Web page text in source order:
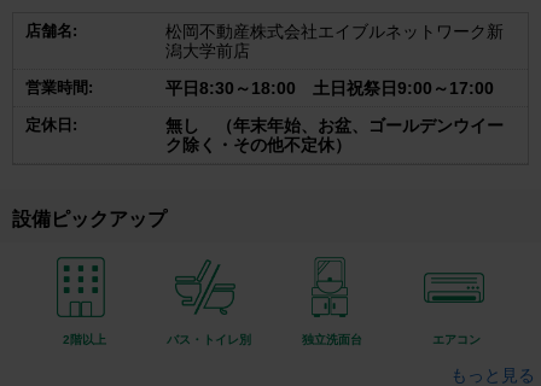
店舗名:
松岡不動産株式会社エイブルネットワーク新
潟大学前店
営業時間: 平日8:30～18:00 土日祝祭日9:00～17:00
定休日:
無し （年末年始、お盆、ゴールデンウイー
ク除く・その他不定休）
設備ピックアップ
2階以上 バス・トイレ別 独立洗面台 エアコン
もっと見る